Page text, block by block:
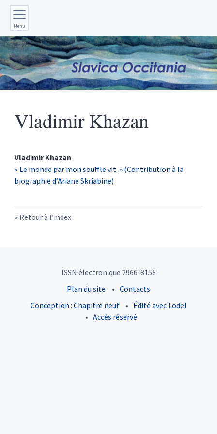
Menu
VladimirKhazan
VladimirKhazan
« Le monde par mon souffle vit. » (Contribution à la
biographie d’Ariane Skriabine)
Retour à l’index
ISSN électronique 2966-8158
Plan du site
Contacts
Conception : Chapitre neuf
Édité avec Lodel
Accès réservé